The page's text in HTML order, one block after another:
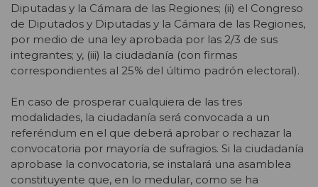
Diputadas y la Cámara de las Regiones; (ii) el Congreso
de Diputados y Diputadas y la Cámara de las Regiones,
por medio de una ley aprobada por las 2/3 de sus
integrantes; y, (iii) la ciudadanía (con firmas
correspondientes al 25% del último padrón electoral).
En caso de prosperar cualquiera de las tres
modalidades, la ciudadanía será convocada a un
referéndum en el que deberá aprobar o rechazar la
convocatoria por mayoría de sufragios. Si la ciudadanía
aprobase la convocatoria, se instalará una asamblea
constituyente que, en lo medular, como se ha